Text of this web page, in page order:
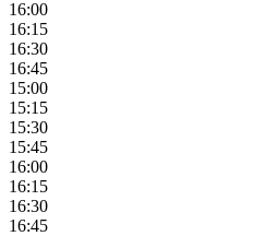
16:00
16:15
16:30
16:45
15:00
15:15
15:30
15:45
16:00
16:15
16:30
16:45